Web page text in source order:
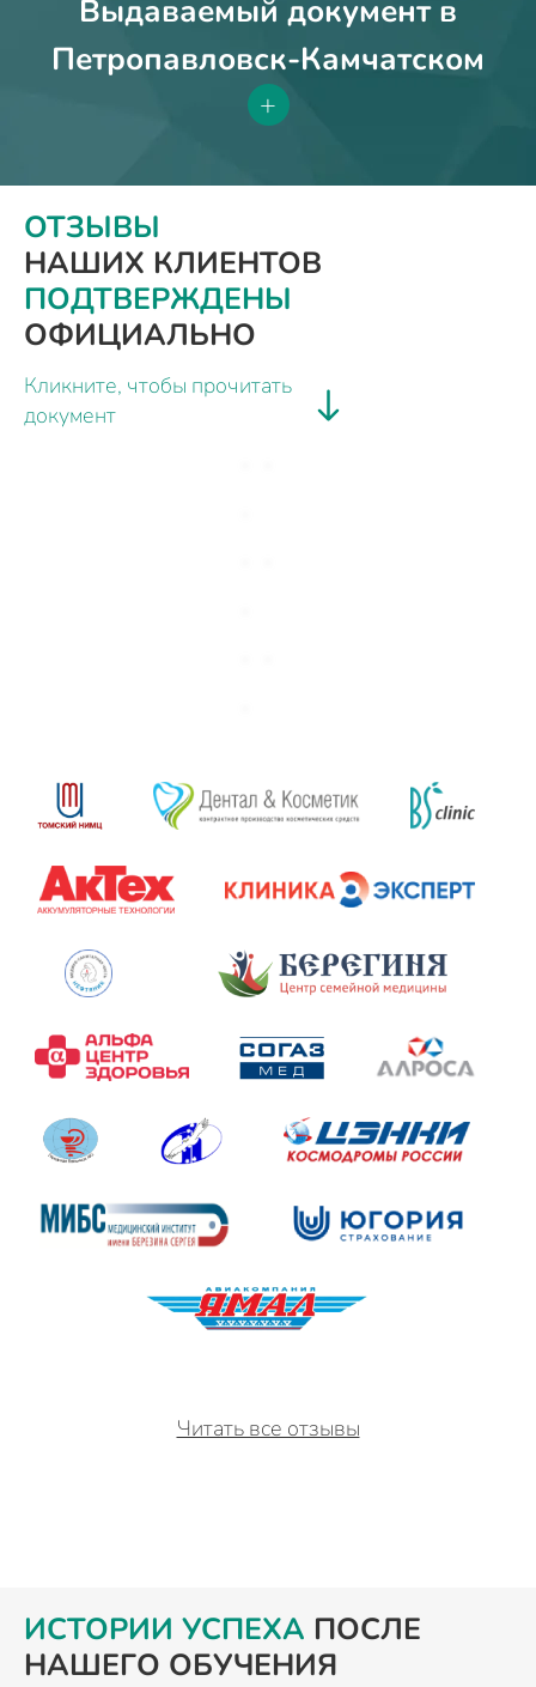
Выдаваемый документ в
Петропавловск-Камчатском
+
ОТЗЫВЫ
НАШИХ КЛИЕНТОВ
ПОДТВЕРЖДЕНЫ
ОФИЦИАЛЬНО
Кликните, чтобы прочитать
документ
Читать все отзывы
ИСТОРИИ УСПЕХА ПОСЛЕ
НАШЕГО ОБУЧЕНИЯ